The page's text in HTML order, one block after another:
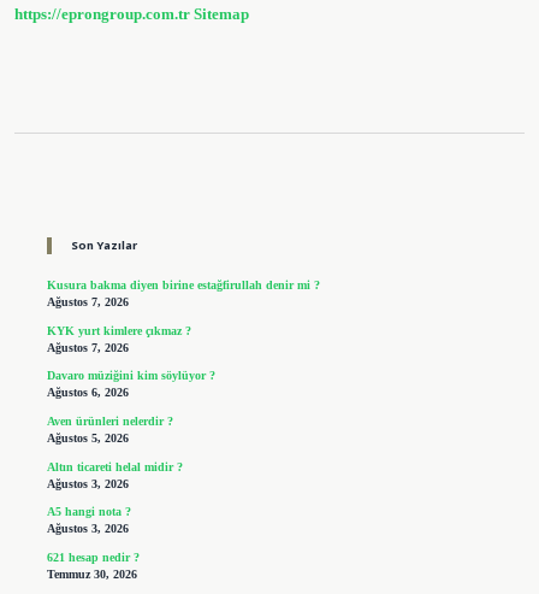
https://eprongroup.com.tr Sitemap
Son Yazılar
Kusura bakma diyen birine estağfirullah denir mi ?
Ağustos 7, 2026
KYK yurt kimlere çıkmaz ?
Ağustos 7, 2026
Davaro müziğini kim söylüyor ?
Ağustos 6, 2026
Aven ürünleri nelerdir ?
Ağustos 5, 2026
Altın ticareti helal midir ?
Ağustos 3, 2026
A5 hangi nota ?
Ağustos 3, 2026
621 hesap nedir ?
Temmuz 30, 2026